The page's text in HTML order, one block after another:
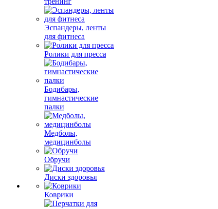
Эспандеры, ленты
для фитнеса
Ролики для пресса
Бодибары,
гимнастические
палки
Медболы,
медицинболы
Обручи
Диски здоровья
Коврики